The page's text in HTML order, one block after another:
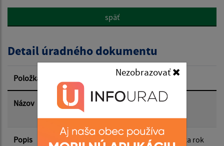
Popis:
Dátum zverejnenia od:
Dátum zverejnenia do:
Filtrovať Reset
späť
Detail úradného dokumentu
Položka
Názov
Schválený Záverečný účet obce
Abrahámovce za rok 2025
Popis
Záverečný účet obce Abrahámovce za rok
Nezobrazovať